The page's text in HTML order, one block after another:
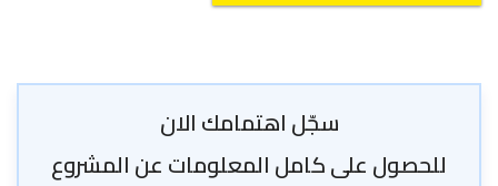
سجّل اهتمامك الان
للحصول على كامل المعلومات عن المشروع